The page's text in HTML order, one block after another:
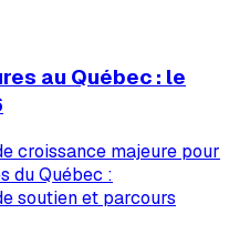
au Québec : le
croissance majeure pour
du Québec :
soutien et parcours